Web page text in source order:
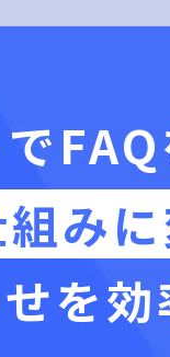
FAQ
みに
を効